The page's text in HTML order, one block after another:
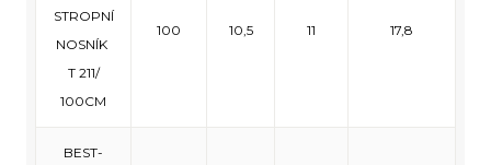
STROPNÍ
NOSNÍK
T 211/
100CM
100 10,5 11 17,8
BEST-